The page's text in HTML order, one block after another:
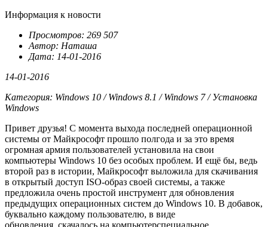
Информация к новости
Просмотров: 269 507
Автор: Наташа
Дата: 14-01-2016
14-01-2016
Категория: Windows 10 / Windows 8.1 / Windows 7 / Установка
Windows
Привет друзья! С момента выхода последней операционной
системы от Майкрософт прошло полгода и за это время
огромная армия пользователей установила на свои
компьютеры Windows 10 без особых проблем. И ещё бы, ведь
второй раз в истории, Майкрософт выложила для скачивания
в открытый доступ ISO-образ своей системы, а также
предложила очень простой инструмент для обновления
предыдущих операционных систем до Windows 10. В добавок,
буквально каждому пользователю, в виде
обновления, скачалось на компьютерспециальное